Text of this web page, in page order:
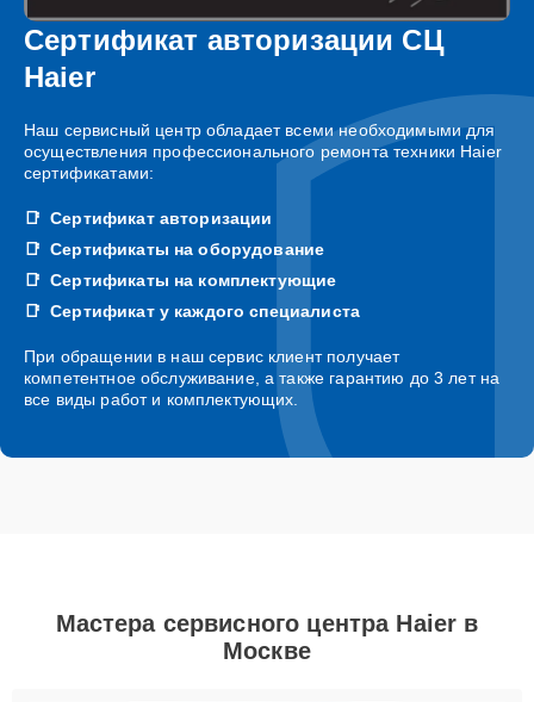
Сертификат авторизации СЦ
Haier
Наш сервисный центр обладает всеми необходимыми для
осуществления профессионального ремонта техники Haier
сертификатами:
Сертификат авторизации
Сертификаты на оборудование
Сертификаты на комплектующие
Сертификат у каждого специалиста
При обращении в наш сервис клиент получает
компетентное обслуживание, а также гарантию до 3 лет на
все виды работ и комплектующих.
Мастера сервисного центра Haier в
Москве